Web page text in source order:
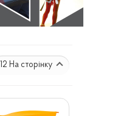
12 На сторінку